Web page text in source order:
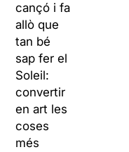
cançó i fa
allò que
tan bé
sap fer el
Soleil:
convertir
en art les
coses
més